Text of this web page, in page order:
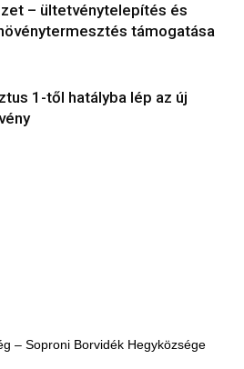
– ültetvénytelepítés és
támogatása
1-től hatályba lép az új
– Soproni Borvidék Hegyközsége